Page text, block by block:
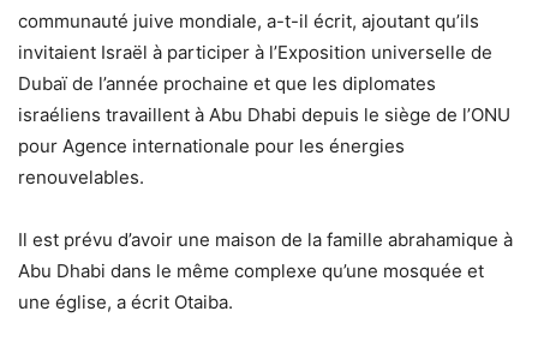
communauté juive mondiale, a-t-il écrit, ajoutant qu’ils
invitaient Israël à participer à l’Exposition universelle de
Dubaï de l’année prochaine et que les diplomates
israéliens travaillent à Abu Dhabi depuis le siège de l’ONU
pour Agence internationale pour les énergies
renouvelables.
Il est prévu d’avoir une maison de la famille abrahamique à
Abu Dhabi dans le même complexe qu’une mosquée et
une église, a écrit Otaiba.